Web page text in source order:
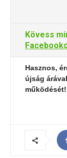
Kövess
Hasznos,
újság
működését!